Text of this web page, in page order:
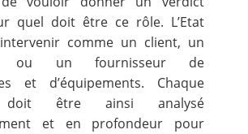
quel doit être ce rôle. L’Etat
comme un client, un
ou un fournisseur de
et d’équipements. Chaque
doit être ainsi analysé
et en profondeur pour